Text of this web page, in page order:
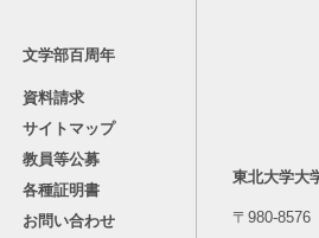
文学部百周年
資料請求
サイトマップ
教員等公募
各種証明書
お問い合わせ
東北大学大
〒980-8576